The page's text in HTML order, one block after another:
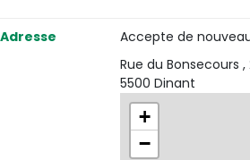
Adresse
Accepte de
Rue du Bonsecours ,
5500 Dinant
+
−